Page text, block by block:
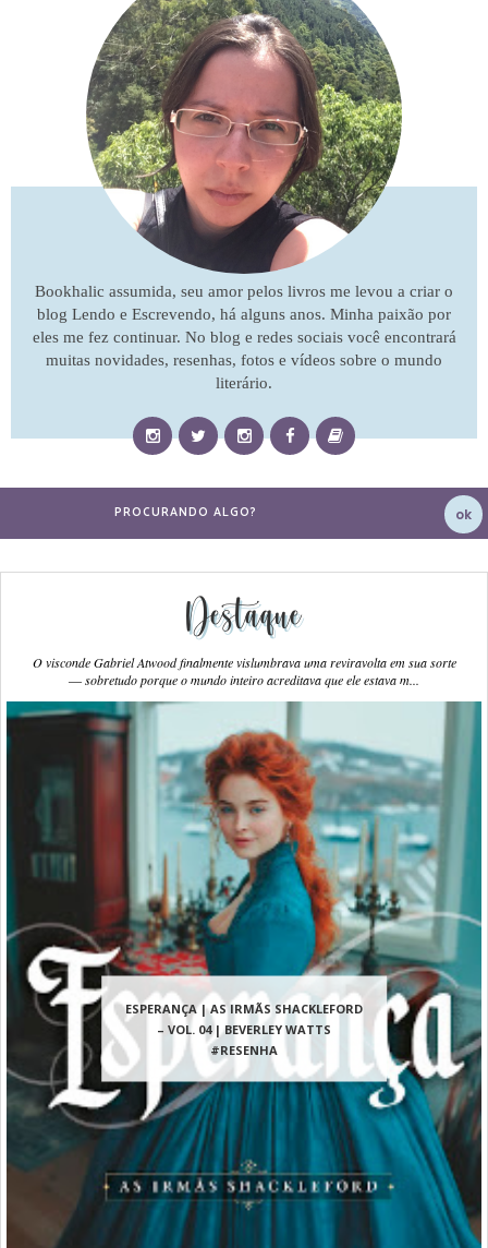
Bookhalic assumida, seu amor pelos livros me levou a criar o
blog Lendo e Escrevendo, há alguns anos. Minha paixão por
eles me fez continuar. No blog e redes sociais você encontrará
muitas novidades, resenhas, fotos e vídeos sobre o mundo
literário.
Destaque
ESPERANÇA | AS IRMÃS SHACKLEFORD
– VOL. 04 | BEVERLEY WATTS
#RESENHA
O visconde Gabriel Atwood finalmente vislumbrava uma reviravolta em sua sorte
― sobretudo porque o mundo inteiro acreditava que ele estava m...